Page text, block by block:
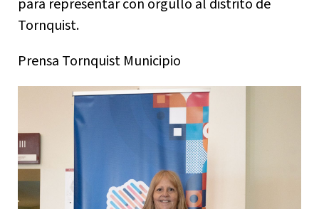
para representar con orgullo al distrito de
Tornquist.
Prensa Tornquist Municipio